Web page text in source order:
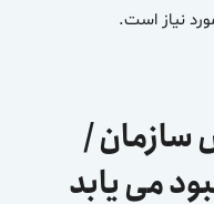
نیاز است.
سازمان /
می یابد